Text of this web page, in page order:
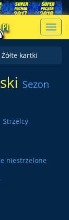
Żółte kartki
Sezon
Strzelcy
niestrzelone